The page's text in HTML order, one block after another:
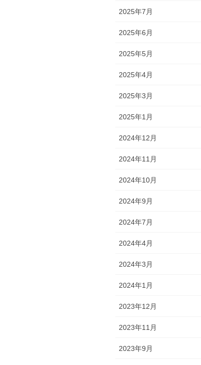
2025年7月
2025年6月
2025年5月
2025年4月
2025年3月
2025年1月
2024年12月
2024年11月
2024年10月
2024年9月
2024年7月
2024年4月
2024年3月
2024年1月
2023年12月
2023年11月
2023年9月